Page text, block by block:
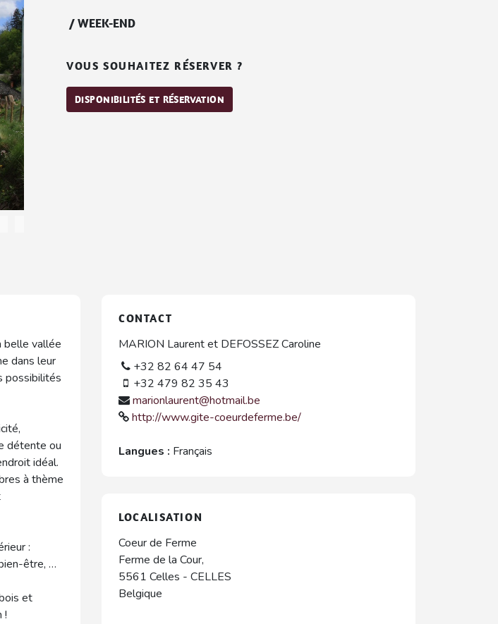
/WEEK-END
VOUS SOUHAITEZ RÉSERVER ?
DISPONIBILITÉS ET RÉSERVATION
belle vallée
dans leur
possibilités
détente ou
idéal.
à thème
:
être, …
et
!
CONTACT
MARION Laurent et DEFOSSEZ Caroline
+32 82 64 47 54
+32 479 82 35 43
marionlaurent@hotmail.be
http://www.gite-coeurdeferme.be/
Langues : Français
LOCALISATION
Coeur de Ferme
Ferme de la Cour,
5561 Celles - CELLES
Belgique